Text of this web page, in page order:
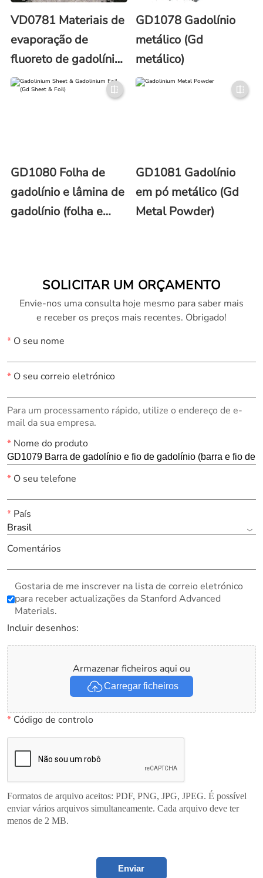
VD0781 Materiais de
evaporação de
fluoreto de gadolínio
(GdF3)
GD1078 Gadolínio
metálico (Gd
metálico)
GD1080 Folha de
gadolínio e lâmina de
gadolínio (folha e
GD1081 Gadolínio
em pó metálico (Gd
Metal Powder)
SOLICITAR UM ORÇAMENTO
Envie-nos uma consulta hoje mesmo para saber mais
e receber os preços mais recentes. Obrigado!
*O seu nome
*O seu correio eletrónico
Para um processamento rápido, utilize o endereço de e-
mail da sua empresa.
*Nome do produto
*O seu telefone
*País
Brasil
Comentários
Gostaria de me inscrever na lista de correio eletrónico
para receber actualizações da Stanford Advanced
Materials.
Incluir desenhos:
Armazenar ficheiros aqui ou
Carregar ficheiros
*Código de controlo
Formatos de arquivo aceitos: PDF, PNG, JPG, JPEG. É possível
enviar vários arquivos simultaneamente. Cada arquivo deve ter
menos de 2 MB.
Enviar